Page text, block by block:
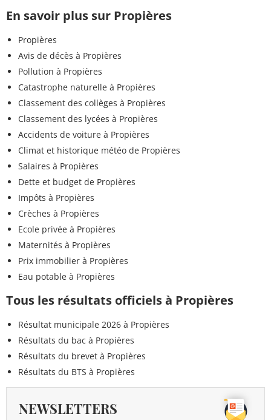
En savoir plus sur Propières
Propières
Avis de décès à Propières
Pollution à Propières
Catastrophe naturelle à Propières
Classement des collèges à Propières
Classement des lycées à Propières
Accidents de voiture à Propières
Climat et historique météo de Propières
Salaires à Propières
Dette et budget de Propières
Impôts à Propières
Crèches à Propières
Ecole privée à Propières
Maternités à Propières
Prix immobilier à Propières
Eau potable à Propières
Tous les résultats officiels à Propières
Résultat municipale 2026 à Propières
Résultats du bac à Propières
Résultats du brevet à Propières
Résultats du BTS à Propières
NEWSLETTERS